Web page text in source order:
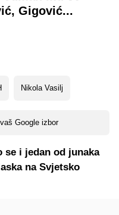
Gigović...
Nikola Vasilj
Google izbor
se i jedan od junaka
na Svjetsko